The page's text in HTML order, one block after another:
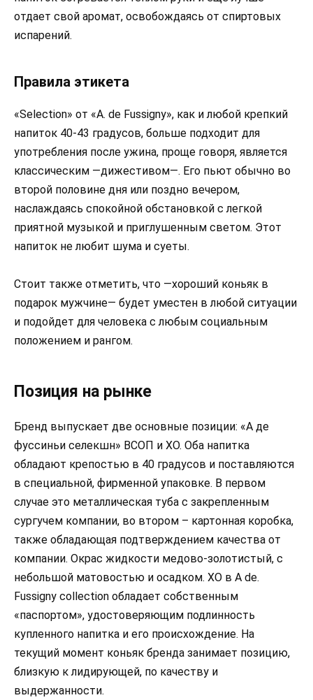
отдает свой аромат, освобождаясь от спиртовых
испарений.
Правила этикета
«Selection» от «A. de Fussigny», как и любой крепкий
напиток 40-43 градусов, больше подходит для
употребления после ужина, проще говоря, является
классическим —дижестивом—. Его пьют обычно во
второй половине дня или поздно вечером,
наслаждаясь спокойной обстановкой с легкой
приятной музыкой и приглушенным светом. Этот
напиток не любит шума и суеты.
Стоит также отметить, что —хороший коньяк в
подарок мужчине— будет уместен в любой ситуации
и подойдет для человека с любым социальным
положением и рангом.
Позиция на рынке
Бренд выпускает две основные позиции: «А де
фуссиньи селекшн» ВСОП и ХО. Оба напитка
обладают крепостью в 40 градусов и поставляются
в специальной, фирменной упаковке. В первом
случае это металлическая туба с закрепленным
сургучем компании, во втором – картонная коробка,
также обладающая подтверждением качества от
компании. Окрас жидкости медово-золотистый, с
небольшой матовостью и осадком. ХО в A de.
Fussigny collection обладает собственным
«паспортом», удостоверяющим подлинность
купленного напитка и его происхождение. На
текущий момент коньяк бренда занимает позицию,
близкую к лидирующей, по качеству и
выдержанности.